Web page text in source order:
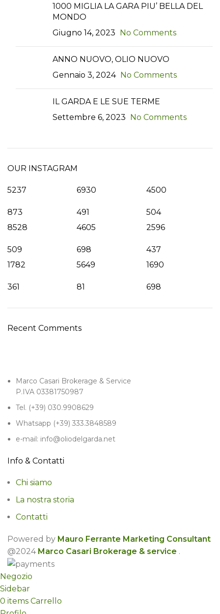
1000 MIGLIA LA GARA PIU’ BELLA DEL
MONDO
Giugno 14, 2023 No Comments
ANNO NUOVO, OLIO NUOVO
Gennaio 3, 2024 No Comments
IL GARDA E LE SUE TERME
Settembre 6, 2023 No Comments
OUR INSTAGRAM
5237
873
6930
491
4500
504
8528
509
4605
698
2596
437
1782
361
5649
81
1690
698
Recent Comments
Marco Casari Brokerage & Service
P.IVA 03381750987
Tel. (+39) 030.9908629
Whatsapp (+39) 333.3848589
e-mail: info@oliodelgarda.net
Info & Contatti
Chi siamo
La nostra storia
Contatti
Powered by Mauro Ferrante Marketing Consultant
@2024 Marco Casari Brokerage & service .
Negozio
Sidebar
0 items Carrello